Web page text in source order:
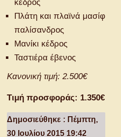
κέδρος
Πλάτη και πλαϊνά μασίφ
παλίσανδρος
Μανίκι κέδρος
Ταστιέρα έβενος
Κανονική τιμή: 2.500€
Τιμή προσφοράς: 1.350€
Δημοσιεύθηκε : Πέμπτη,
30 Ιουλίου 2015 19:42